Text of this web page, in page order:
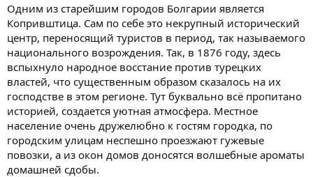
Одним из старейшим городов Болгарии является
Копривштица. Сам по себе это некрупный исторический
центр, переносящий туристов в период, так называемого
национального возрождения. Так, в 1876 году, здесь
вспыхнуло народное восстание против турецких
властей, что существенным образом сказалось на их
господстве в этом регионе. Тут буквально всё пропитано
историей, создается уютная атмосфера. Местное
население очень дружелюбно к гостям городка, по
городским улицам неспешно проезжают гужевые
повозки, а из окон домов доносятся волшебные ароматы
домашней сдобы.